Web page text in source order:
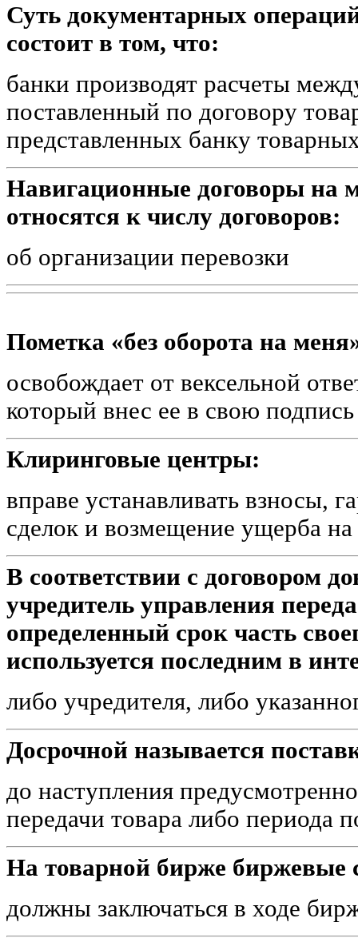
Суть документарных
состоит в том, что:
банки производят расчеты
поставленный по договору
представленных банку
Навигационные договоры на
относятся к числу договоров:
об организации перевозки
Пометка «без оборота на
освобождает от вексельной
который внес ее в свою подпись
Клиринговые центры:
вправе устанавливать взносы,
сделок и возмещение ущерба
В соответствии с договором
учредитель управления
определенный срок часть
используется последним в
либо учредителя, либо
Досрочной называется
до наступления
передачи товара либо периода
На товарной бирже биржевые
должны заключаться в ходе